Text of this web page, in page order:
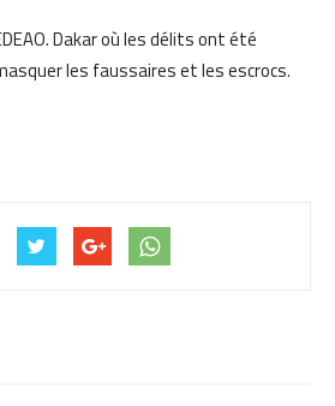
Dakar où les délits ont été
les faussaires et les escrocs.